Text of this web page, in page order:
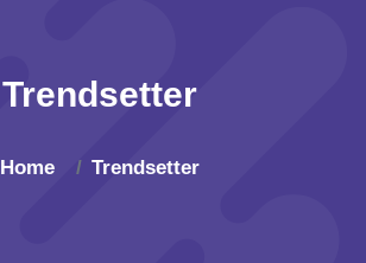
Trendsetter
Home Trendsetter